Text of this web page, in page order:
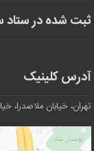
ثبت شده در ستاد
آدرس کلینیک
تهران، خیابان ملاصدرا،